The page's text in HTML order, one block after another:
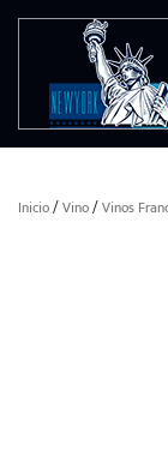
Ir al contenido
Inicio/Vino/Vinos